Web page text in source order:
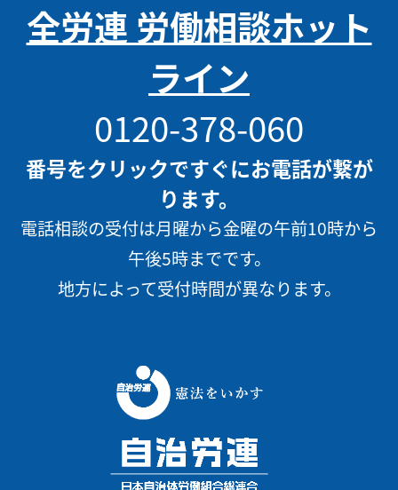
全労連 労働相談ホット
ライン
0120-378-060
番号をクリックですぐにお電話が繋が
ります。
電話相談の受付は月曜から金曜の午前10時から
午後5時までです。
地方によって受付時間が異なります。